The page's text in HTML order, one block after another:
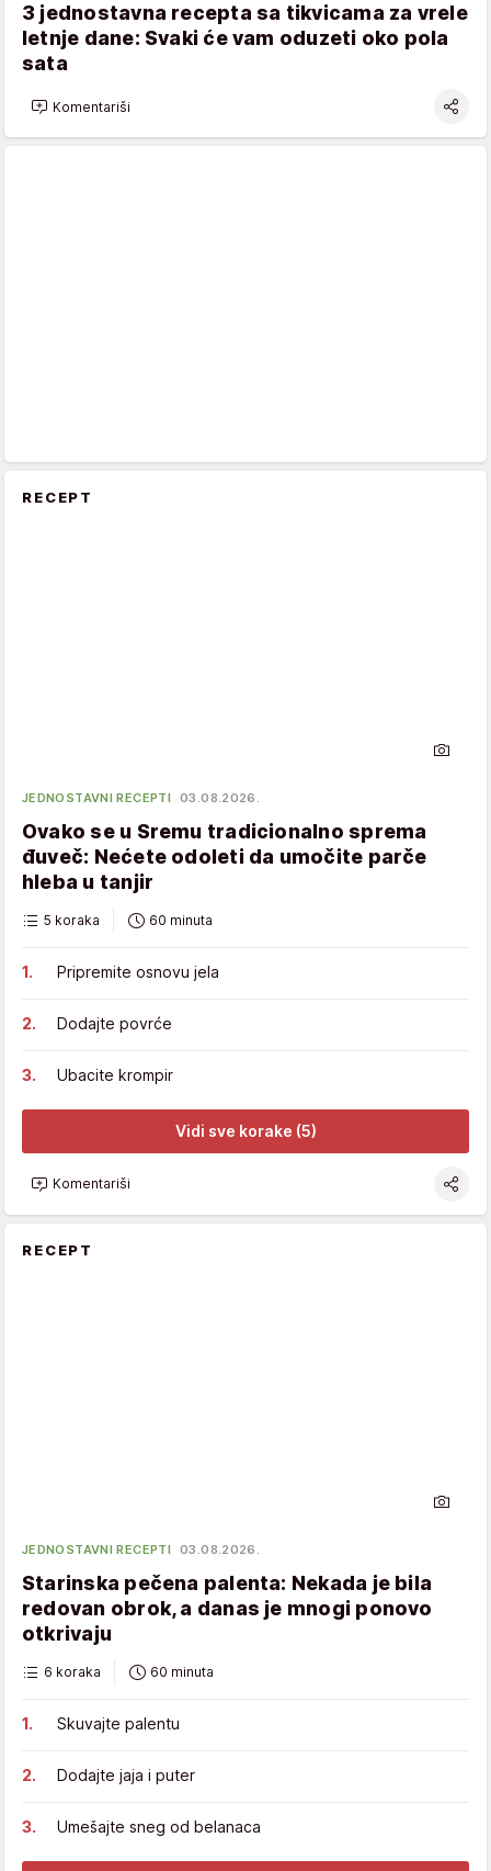
3 jednostavna recepta sa tikvicama za vrele
letnje dane: Svaki će vam oduzeti oko pola
sata
Komentariši
RECEPT
JEDNOSTAVNI RECEPTI 03.08.2026.
Ovako se u Sremu tradicionalno sprema
đuveč: Nećete odoleti da umočite parče
hleba u tanjir
5 koraka 60 minuta
Pripremite osnovu jela
Dodajte povrće
Ubacite krompir
Vidi sve korake (5)
Komentariši
RECEPT
JEDNOSTAVNI RECEPTI 03.08.2026.
Starinska pečena palenta: Nekada je bila
redovan obrok, a danas je mnogi ponovo
otkrivaju
6 koraka 60 minuta
Skuvajte palentu
Dodajte jaja i puter
Umešajte sneg od belanaca